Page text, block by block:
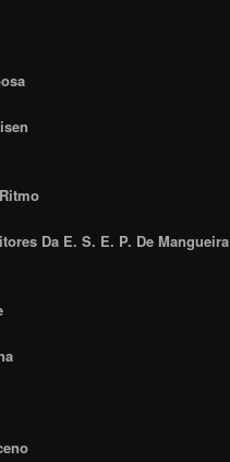
Da E. S. E. P. De Mangueira